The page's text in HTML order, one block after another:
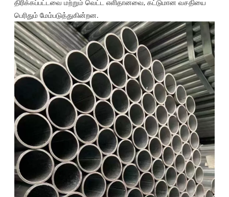
திரிக்கப்பட்டவை மற்றும் வெட்ட எளிதானவை, கட்டுமான வசதியை
பெரிதும் மேம்படுத்துகின்றன.